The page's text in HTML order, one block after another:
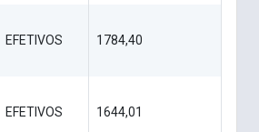
EFETIVOS 1784,40
EFETIVOS 1644,01